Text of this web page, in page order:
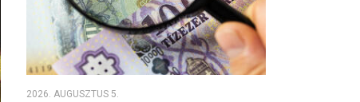
2026. AUGUSZTUS 5.